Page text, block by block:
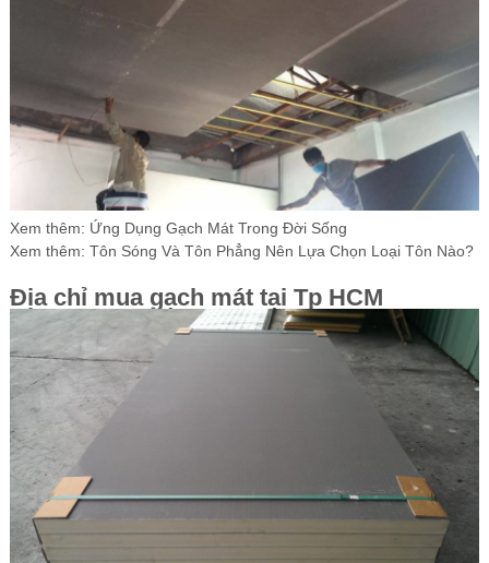
Xem thêm: Ứng Dụng Gạch Mát Trong Đời Sống
Xem thêm: Tôn Sóng Và Tôn Phẳng Nên Lựa Chọn Loại Tôn Nào?
Địa chỉ mua gạch mát tại Tp HCM